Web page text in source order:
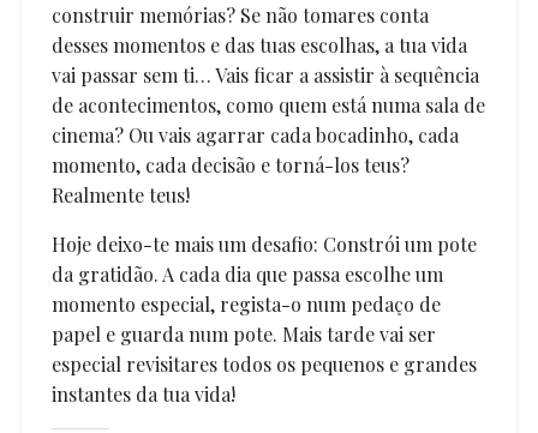
construir memórias? Se não tomares conta
desses momentos e das tuas escolhas, a tua vida
vai passar sem ti… Vais ficar a assistir à sequência
de acontecimentos, como quem está numa sala de
cinema? Ou vais agarrar cada bocadinho, cada
momento, cada decisão e torná-los teus?
Realmente teus!
Hoje deixo-te mais um desafio: Constrói um pote
da gratidão. A cada dia que passa escolhe um
momento especial, regista-o num pedaço de
papel e guarda num pote. Mais tarde vai ser
especial revisitares todos os pequenos e grandes
instantes da tua vida!